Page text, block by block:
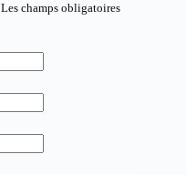
Les champs obligatoires